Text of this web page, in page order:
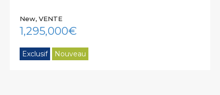
New, VENTE
1,295,000€
Exclusif Nouveau